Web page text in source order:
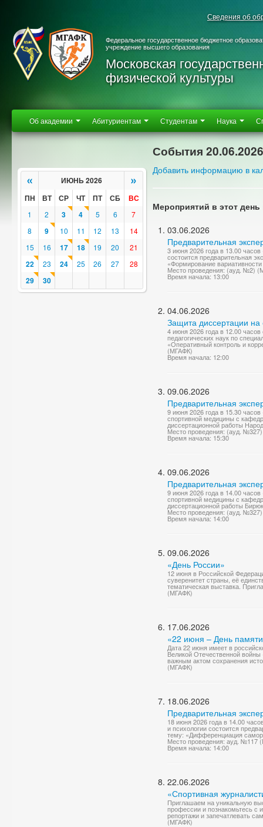
Сведения об
Федеральное государственное бюджетное
учреждение высшего образования
Московская
физической культуры
Об академии Абитуриентам Студентам Наука
« ИЮНЬ 2026 »
ПН ВТ СР ЧТ ПТ СБ ВС
1 2 3 4 5 6
7
8
9 10 11 12 13
14
15
16 17 18 19 20 21
22 23 24 25 26 27 28
29 30
События 20.06.2026
Добавить информацию в
Мероприятий в этот день
03.06.2026
Предварительная
3 июня 2026 года в 13.00
состоится предварительная
«Формирование
Место проведения: (ауд. №2)
Время начала: 13:00
04.06.2026
Защита диссертации на
4 июня 2026 года в 12.00
педагогических наук по
«Оперативный контроль и
(МГАФК)
Время начала: 12:00
09.06.2026
Предварительная
9 июня 2026 года в 15.30
спортивной медицины с
диссертационной работы
Место проведения: (ауд.
Время начала: 15:30
09.06.2026
Предварительная
9 июня 2026 года в 14.00
спортивной медицины с
диссертационной работы
Место проведения: (ауд.
Время начала: 14:00
09.06.2026
«День России»
12 июня в Российской
суверенитет страны, её
тематическая выставка.
(МГАФК)
17.06.2026
«22 июня – День
Дата 22 июня имеет в
Великой Отечественной войны
важным актом сохранения
(МГАФК)
18.06.2026
Предварительная
18 июня 2026 года в 14.00
и психологии состоится
тему: «Дифференциация
Место проведения: ауд. №117
Время начала: 14:00
22.06.2026
«Спортивная
Приглашаем на уникальную
профессии и познакомьтесь с
репортажи и запечатлевать
(МГАФК)